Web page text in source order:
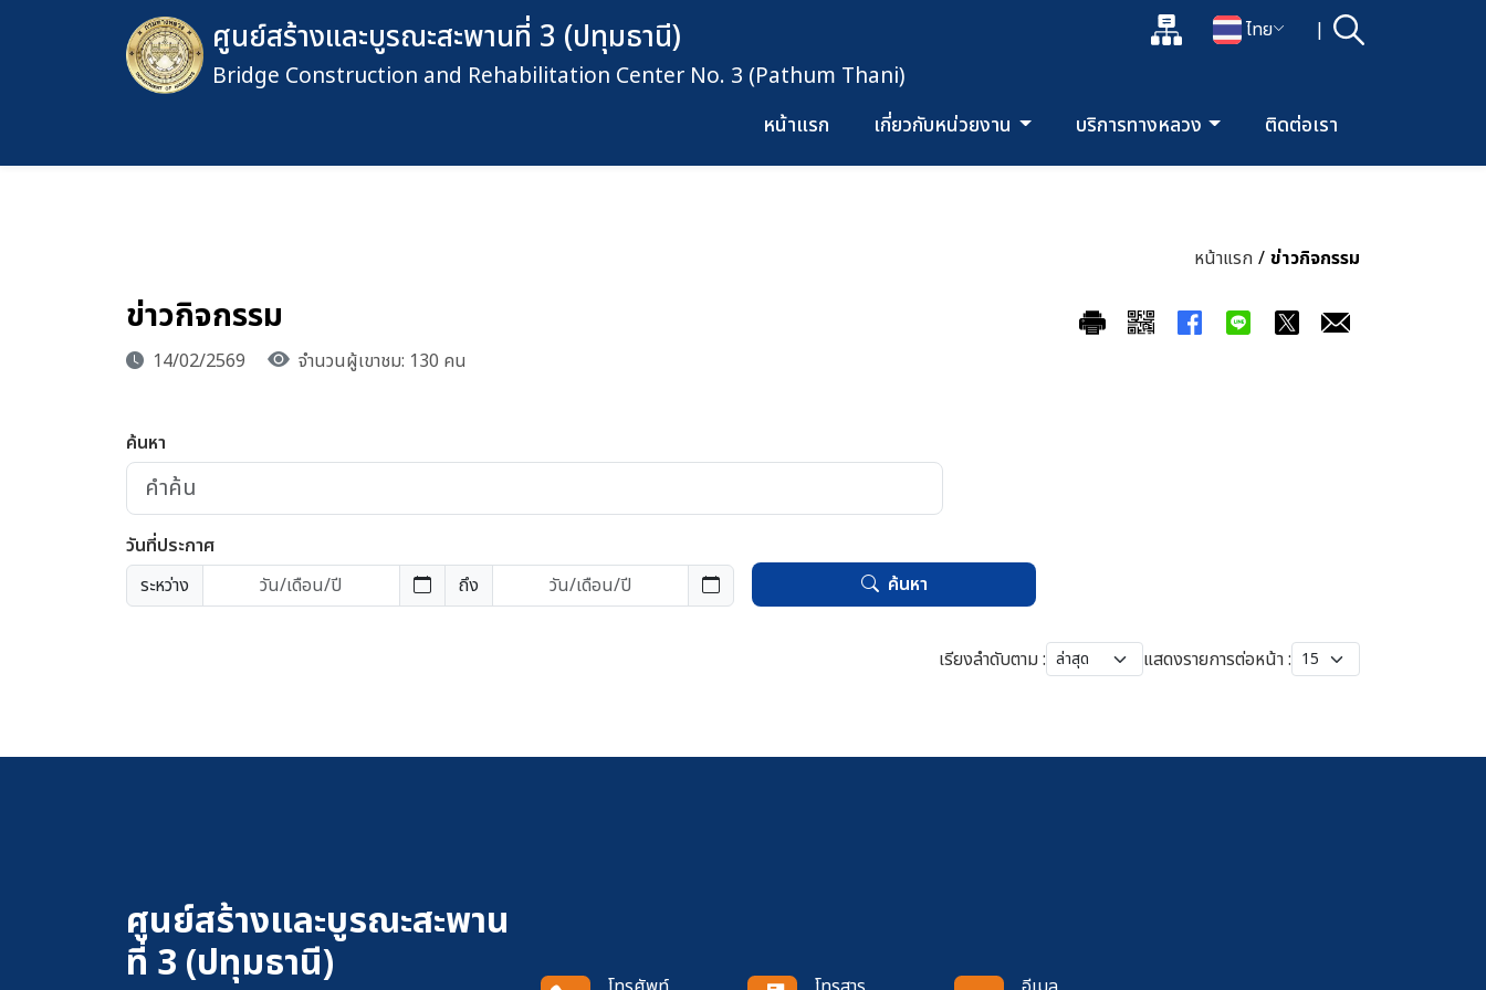
แผนผังเว็บไซต์
เปลี่ยนภาษา
ไทย | ค้นหา
เปิดกล่องค้นหาข้อมูลหลักของเว็บไซต์
ศูนย์สร้างและบูรณะสะพานที่ 3 (ปทุมธานี)
Bridge Construction and Rehabilitation Center No. 3 (Pathum Thani)
หน้าแรก เกี่ยวกับหน่วยงาน บริการทางหลวง ติดต่อเรา
หน้าแรก / ข่าวกิจกรรม
ข่าวกิจกรรม
14/02/2569 จำนวนผู้เขาชม: 130 คน
ค้นหา
วันที่ประกาศ
ระหว่าง
ถึง ค้นหา
เรียงลำดับตาม : แสดงรายการต่อหน้า :
ศูนย์สร้างและบูรณะสะพาน
ที่ 3 (ปทุมธานี)